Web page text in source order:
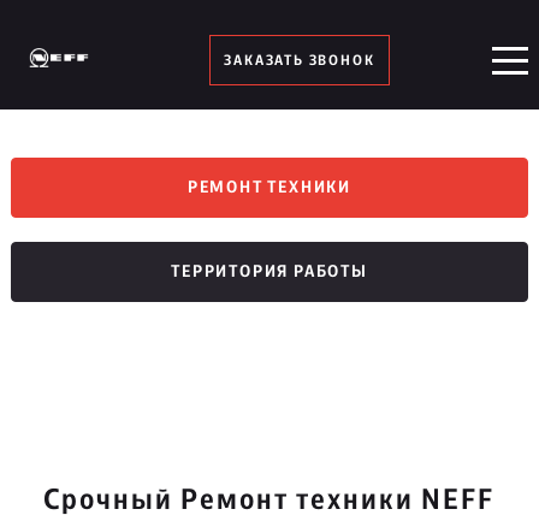
ЗАКАЗАТЬ ЗВОНОК
РЕМОНТ ТЕХНИКИ
ТЕРРИТОРИЯ РАБОТЫ
Срочный Ремонт техники NEFF